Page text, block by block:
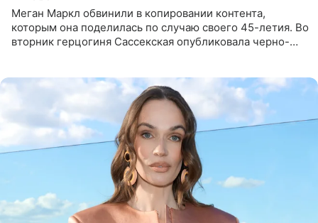
Меган Маркл обвинили в копировании контента,
которым она поделилась по случаю своего 45-летия. Во
вторник герцогиня Сассекская опубликовала черно-